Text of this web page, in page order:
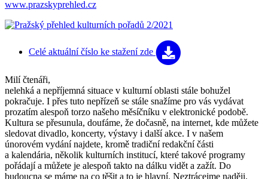
www.prazskyprehled.cz
Celé aktuální číslo ke stažení zde
Milí čtenáři,
nelehká a nepříjemná situace v kulturní oblasti stále bohužel
pokračuje. I přes tuto nepřízeň se stále snažíme pro vás vydávat
prozatím alespoň torzo našeho měsíčníku v elektronické podobě.
Kultura se přesunula, doufáme, že dočasně, na internet, kde můžete
sledovat divadlo, koncerty, výstavy i další akce. I v našem
únorovém vydání najdete, kromě tradiční redakční části
a kalendária, několik kulturních institucí, které takové programy
pořádají a můžete je alespoň takto na dálku vidět a zažít. Do
budoucna se máme na co těšit a to je hlavní. Neztrácejme naději.